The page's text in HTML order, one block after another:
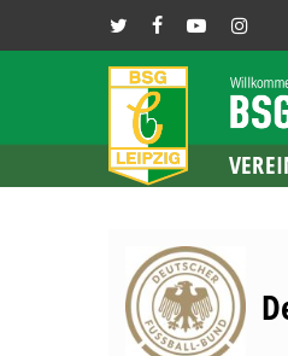
to
TWITTERFACEBOOKYOUTUBE